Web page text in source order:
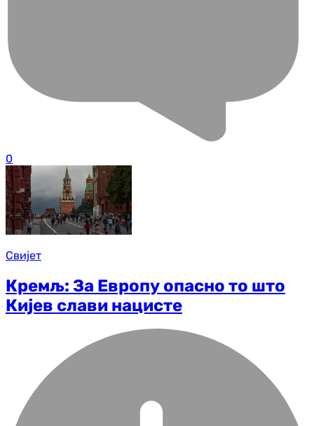
0
Свијет
Кремљ: За Европу опасно то што
Кијев слави нацисте